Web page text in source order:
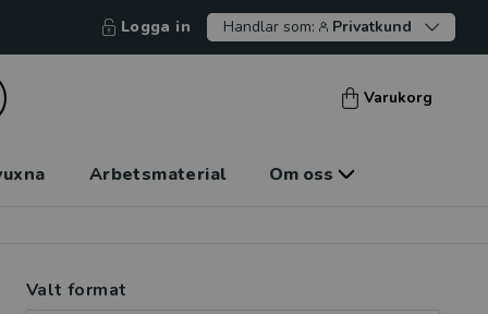
Logga in Handlar som: Privatkund
Varukorg
Arbetsmaterial Om oss
Valt format